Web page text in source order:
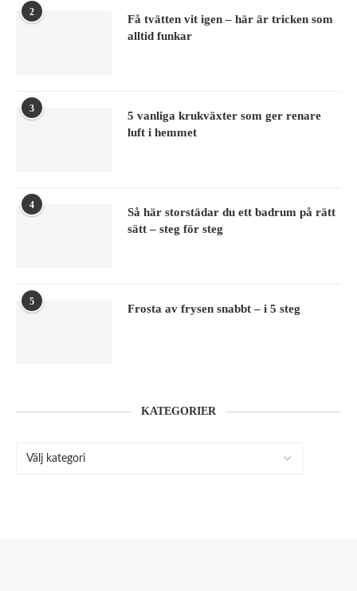
2
Få tvätten vit igen – här är tricken som
alltid funkar
3
5 vanliga krukväxter som ger renare
luft i hemmet
4
Så här storstädar du ett badrum på rätt
sätt – steg för steg
5
Frosta av frysen snabbt – i 5 steg
KATEGORIER